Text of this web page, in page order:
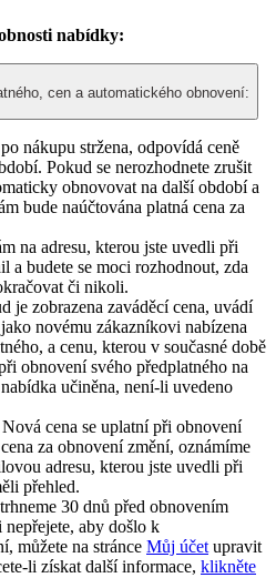
nabídky:
cen a automatického obnovení:
nákupu stržena, odpovídá ceně
Pokud se nerozhodnete zrušit
obnovovat na další období a
bude naúčtována platná cena za
na adresu, kterou jste uvedli při
a budete se moci rozhodnout, zda
či nikoli.
je zobrazena zaváděcí cena, uvádí
novému zákazníkovi nabízena
a cenu, kterou v současné době
obnovení svého předplatného na
učiněna, není-li uvedeno
cena se uplatní při obnovení
za obnovení změní, oznámíme
adresu, kterou jste uvedli při
přehled.
30 dnů před obnovením
aby došlo k
můžete na stránce Můj účet upravit
li získat další informace, klikněte